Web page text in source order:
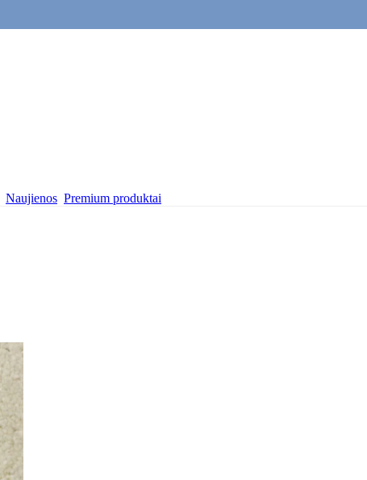
Naujienos Premium produktai